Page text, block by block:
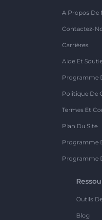
A Propos De
Contactez-
Carrières
Aide Et
Programme
Politique De
Termes Et
Plan Du Site
Programme
Programme
Outils
Blog